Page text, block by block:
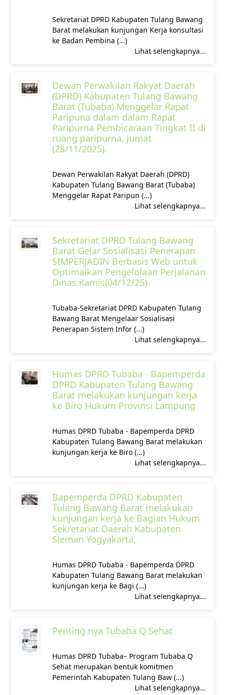
Sekretariat DPRD Kabupaten Tulang Bawang
Barat melakukan kunjungan Kerja konsultasi
ke Badan Pembina (...)
Lihat selengkapnya...
Dewan Perwakilan Rakyat Daerah
(DPRD) Kabupaten Tulang Bawang
Barat (Tubaba) Menggelar Rapat
Paripuna dalam dalam Rapat
Paripurna Pembicaraan Tingkat II di
ruang paripurna, Jumat
(28/11/2025).
Dewan Perwakilan Rakyat Daerah (DPRD)
Kabupaten Tulang Bawang Barat (Tubaba)
Menggelar Rapat Paripun (...)
Lihat selengkapnya...
Sekretariat DPRD Tulang Bawang
Barat Gelar Sosialisasi Penerapan
SIMPERJADIN Berbasis Web untuk
Optimalkan Pengelolaan Perjalanan
Dinas.Kamis(04/12/25)
‎‎Tubaba-Sekretariat DPRD Kabupaten Tulang
Bawang Barat Mengelaar Sosialisasi
Penerapan Sistem Infor (...)
Lihat selengkapnya...
Humas DPRD Tubaba - Bapemperda
DPRD Kabupaten Tulang Bawang
Barat melakukan kunjungan kerja
ke Biro Hukum Provinsi Lampung
Humas DPRD Tubaba - Bapemperda DPRD
Kabupaten Tulang Bawang Barat melakukan
kunjungan kerja ke Biro (...)
Lihat selengkapnya...
Bapemperda DPRD Kabupaten
Tulang Bawang Barat melakukan
kunjungan kerja ke Bagian Hukum
Sekretariat Daerah Kabupaten
Sleman Yogyakarta,
‎Humas DPRD Tubaba - Bapemperda DPRD
Kabupaten Tulang Bawang Barat melakukan
kunjungan kerja ke Bagi (...)
Lihat selengkapnya...
Penting nya Tubaba Q Sehat
‎Humas DPRD Tubaba– Program Tubaba Q
Sehat merupakan bentuk komitmen
Pemerintah Kabupaten Tulang Baw (...)
Lihat selengkapnya...